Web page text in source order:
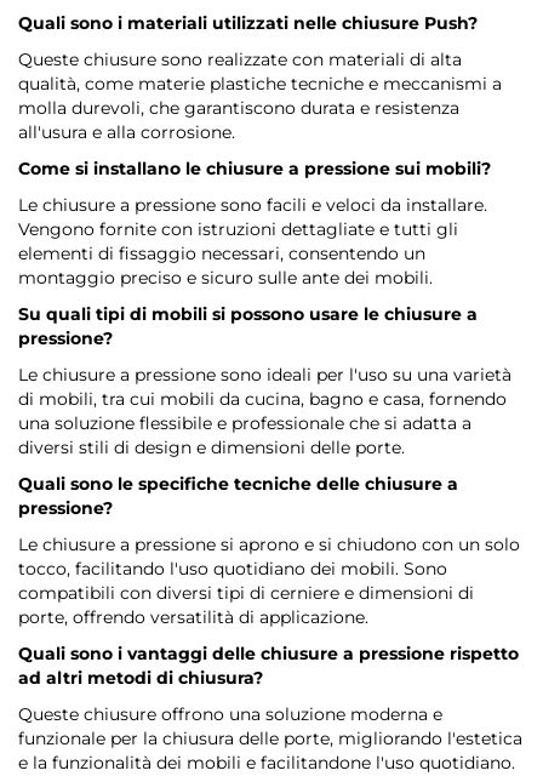
Quali sono i materiali utilizzati nelle chiusure Push?
Queste chiusure sono realizzate con materiali di alta
qualità, come materie plastiche tecniche e meccanismi a
molla durevoli, che garantiscono durata e resistenza
all'usura e alla corrosione.
Come si installano le chiusure a pressione sui mobili?
Le chiusure a pressione sono facili e veloci da installare.
Vengono fornite con istruzioni dettagliate e tutti gli
elementi di fissaggio necessari, consentendo un
montaggio preciso e sicuro sulle ante dei mobili.
Su quali tipi di mobili si possono usare le chiusure a
pressione?
Le chiusure a pressione sono ideali per l'uso su una varietà
di mobili, tra cui mobili da cucina, bagno e casa, fornendo
una soluzione flessibile e professionale che si adatta a
diversi stili di design e dimensioni delle porte.
Quali sono le specifiche tecniche delle chiusure a
pressione?
Le chiusure a pressione si aprono e si chiudono con un solo
tocco, facilitando l'uso quotidiano dei mobili. Sono
compatibili con diversi tipi di cerniere e dimensioni di
porte, offrendo versatilità di applicazione.
Quali sono i vantaggi delle chiusure a pressione rispetto
ad altri metodi di chiusura?
Queste chiusure offrono una soluzione moderna e
funzionale per la chiusura delle porte, migliorando l'estetica
e la funzionalità dei mobili e facilitandone l'uso quotidiano.